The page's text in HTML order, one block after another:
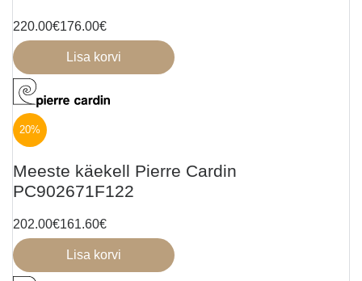
220.00€176.00€
Lisa korvi
20%
Meeste käekell Pierre Cardin
PC902671F122
202.00€161.60€
Lisa korvi